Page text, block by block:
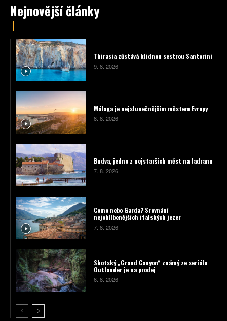
Nejnovější články
Thirasia zůstává klidnou sestrou Santorini
9. 8. 2026
Málaga je nejslunečnějším městem Evropy
8. 8. 2026
Budva, jedno z nejstarších měst na Jadranu
7. 8. 2026
Como nebo Garda? Srovnání
nejoblíbenějších italských jezer
7. 8. 2026
Skotský „Grand Canyon“ známý ze seriálu
Outlander je na prodej
6. 8. 2026